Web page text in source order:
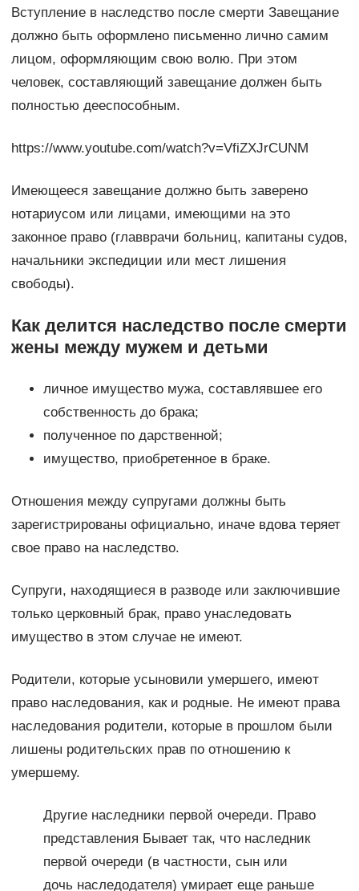
Вступление в наследство после смерти Завещание
должно быть оформлено письменно лично самим
лицом, оформляющим свою волю. При этом
человек, составляющий завещание должен быть
полностью дееспособным.
https://www.youtube.com/watch?v=VfiZXJrCUNM
Имеющееся завещание должно быть заверено
нотариусом или лицами, имеющими на это
законное право (главврачи больниц, капитаны судов,
начальники экспедиции или мест лишения
свободы).
Как делится наследство после смерти
жены между мужем и детьми
личное имущество мужа, составлявшее его
собственность до брака;
полученное по дарственной;
имущество, приобретенное в браке.
Отношения между супругами должны быть
зарегистрированы официально, иначе вдова теряет
свое право на наследство.
Супруги, находящиеся в разводе или заключившие
только церковный брак, право унаследовать
имущество в этом случае не имеют.
Родители, которые усыновили умершего, имеют
право наследования, как и родные. Не имеют права
наследования родители, которые в прошлом были
лишены родительских прав по отношению к
умершему.
Другие наследники первой очереди. Право
представления Бывает так, что наследник
первой очереди (в частности, сын или
дочь наследодателя) умирает еще раньше